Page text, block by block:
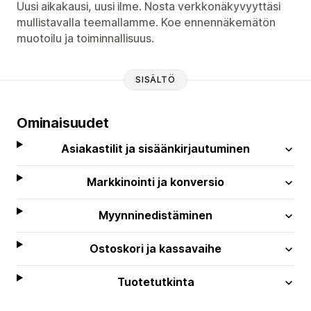
Uusi aikakausi, uusi ilme. Nosta verkkonäkyvyyttäsi
mullistavalla teemallamme. Koe ennennäkemätön
muotoilu ja toiminnallisuus.
SISÄLTÖ
Ominaisuudet
Asiakastilit ja sisäänkirjautuminen
Markkinointi ja konversio
Myynninedistäminen
Ostoskori ja kassavaihe
Tuotetutkinta